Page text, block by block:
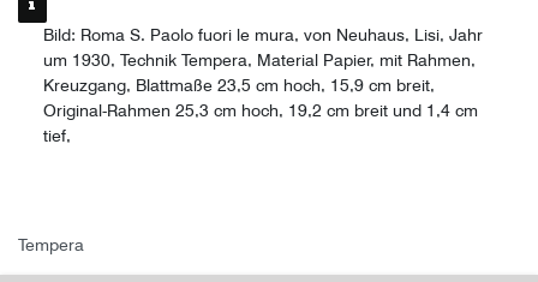
Bild: Roma S. Paolo fuori le mura, von Neuhaus, Lisi, Jahr
um 1930, Technik Tempera, Material Papier, mit Rahmen,
Kreuzgang, Blattmaße 23,5 cm hoch, 15,9 cm breit,
Original-Rahmen 25,3 cm hoch, 19,2 cm breit und 1,4 cm
tief,
Tempera